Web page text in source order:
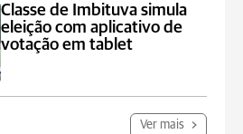
Classe de Imbituva simula
eleição com aplicativo de
votação em tablet
Ver mais